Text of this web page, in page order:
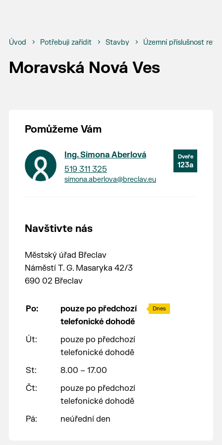
Úvod Potřebuji zařídit Stavby Územní příslušnost
Moravská Nová Ves
Pomůžeme Vám
123a
Ing. Simona Aberlová
519 311 325
simona.aberlova@breclav.eu
Navštivte nás
Městský úřad Břeclav
Náměstí T. G. Masaryka 42/3
690 02 Břeclav
Po:
pouze po předchozí
telefonické dohodě
Dnes
Út:
pouze po předchozí
telefonické dohodě
St:
8.00 – 17.00
Čt:
pouze po předchozí
telefonické dohodě
Pá:
neúřední den